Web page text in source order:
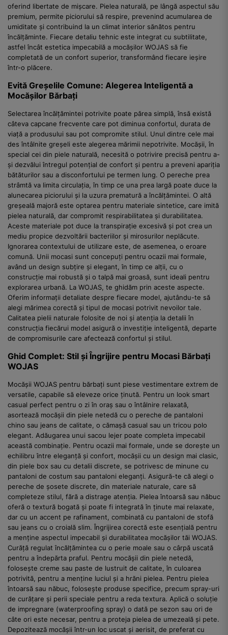
oferind libertate de mișcare. Pielea naturală, pe lângă aspectul său
premium, permite piciorului să respire, prevenind acumularea de
umiditate și contribuind la un climat interior sănătos pentru
încălțăminte. Fiecare detaliu tehnic este integrat cu subtilitate,
astfel încât estetica impecabilă a mocășilor WOJAS să fie
completată de un confort superior, transformând fiecare ieșire
într-o plăcere.
Evită Greșelile Comune: Alegerea Inteligentă a
Mocășilor Bărbați
Selectarea încălțămintei potrivite poate părea simplă, însă există
câteva capcane frecvente care pot diminua confortul, durata de
viață a produsului sau pot compromite stilul. Unul dintre cele mai
des întâlnite greșeli este alegerea mărimii nepotrivite. Mocășii, în
special cei din piele naturală, necesită o potrivire precisă pentru a-
și dezvălui întregul potențial de confort și pentru a preveni apariția
bătăturilor sau a disconfortului pe termen lung. O pereche prea
strâmtă va limita circulația, în timp ce una prea largă poate duce la
alunecarea piciorului și la uzura prematură a încălțămintei. O altă
greșeală majoră este optarea pentru materiale sintetice, care imită
pielea naturală, dar compromit respirabilitatea și durabilitatea.
Aceste materiale pot duce la transpirație excesivă și pot crea un
mediu propice dezvoltării bacteriilor și mirosurilor neplăcute.
Ignorarea contextului de utilizare este, de asemenea, o eroare
comună. Unii mocasi sunt concepuți pentru ocazii mai formale,
având un design subțire și elegant, în timp ce alții, cu o
construcție mai robustă și o talpă mai groasă, sunt ideali pentru
explorarea urbană. La WOJAS, te ghidăm prin aceste aspecte.
Oferim informații detaliate despre fiecare model, ajutându-te să
alegi mărimea corectă și tipul de mocasi potrivit nevoilor tale.
Calitatea pielii naturale folosite de noi și atenția la detalii în
construcția fiecărui model asigură o investiție inteligentă, departe
de compromisurile care afectează confortul și stilul.
Ghid Complet: Stil și Îngrijire pentru Mocasi Bărbați
WOJAS
Mocășii WOJAS pentru bărbați sunt piese vestimentare extrem de
versatile, capabile să eleveze orice ținută. Pentru un look smart
casual perfect pentru o zi în oraș sau o întâlnire relaxată,
asortează mocășii din piele netedă cu o pereche de pantaloni
chino sau jeans de calitate, o cămașă casual sau un tricou polo
elegant. Adăugarea unui sacou lejer poate completa impecabil
această combinație. Pentru ocazii mai formale, unde se dorește un
echilibru între eleganță și confort, mocășii cu un design mai clasic,
din piele box sau cu detalii discrete, se potrivesc de minune cu
pantaloni de costum sau pantaloni eleganți. Asigură-te că alegi o
pereche de șosete discrete, din materiale naturale, care să
completeze stilul, fără a distrage atenția. Pielea întoarsă sau năbuc
oferă o textură bogată și poate fi integrată în ținute mai relaxate,
dar cu un accent pe rafinament, combinată cu pantaloni de stofă
sau jeans cu o croială slim. Îngrijirea corectă este esențială pentru
a menține aspectul impecabil și durabilitatea mocășilor tăi WOJAS.
Curăță regulat încălțămintea cu o perie moale sau o cârpă uscată
pentru a îndepărta praful. Pentru mocășii din piele netedă,
folosește creme sau paste de lustruit de calitate, în culoarea
potrivită, pentru a menține luciul și a hrăni pielea. Pentru pielea
întoarsă sau năbuc, folosește produse specifice, precum spray-uri
de curățare și perii speciale pentru a reda textura. Aplică o soluție
de impregnare (waterproofing spray) o dată pe sezon sau ori de
câte ori este necesar, pentru a proteja pielea de umezeală și pete.
Depozitează mocășii într-un loc uscat și aerisit, de preferat cu